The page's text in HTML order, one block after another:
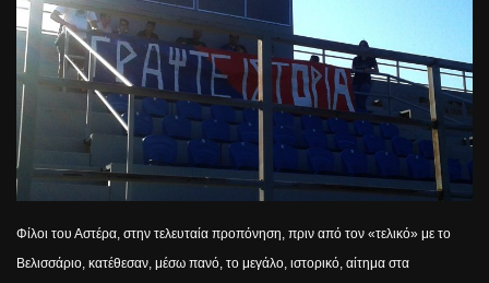
Φίλοι του Αστέρα, στην τελευταία προπόνηση, πριν από τον «τελικό» με το
Βελισσάριο, κατέθεσαν, μέσω πανό, το μεγάλο, ιστορικό, αίτημα στα